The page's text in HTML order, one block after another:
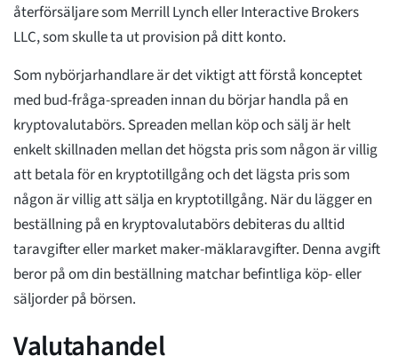
återförsäljare som Merrill Lynch eller Interactive Brokers
LLC, som skulle ta ut provision på ditt konto.
Som nybörjarhandlare är det viktigt att förstå konceptet
med bud-fråga-spreaden innan du börjar handla på en
kryptovalutabörs. Spreaden mellan köp och sälj är helt
enkelt skillnaden mellan det högsta pris som någon är villig
att betala för en kryptotillgång och det lägsta pris som
någon är villig att sälja en kryptotillgång. När du lägger en
beställning på en kryptovalutabörs debiteras du alltid
taravgifter eller market maker-mäklaravgifter. Denna avgift
beror på om din beställning matchar befintliga köp- eller
säljorder på börsen.
Valutahandel